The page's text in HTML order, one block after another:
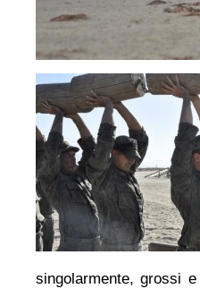
singolarmente, grossi